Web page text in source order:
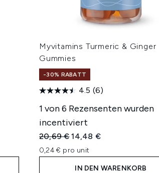
Myvitamins Turmeric & Ginger
Gummies
-30% RABATT
4.5 (6)
1 von 6 Rezensenten wurden
incentiviert
Unverbindliche Preisempfehlung:
20,69 €Aktueller Preis:
14,48 €
0,24 € pro unit
IN DEN WARENKORB